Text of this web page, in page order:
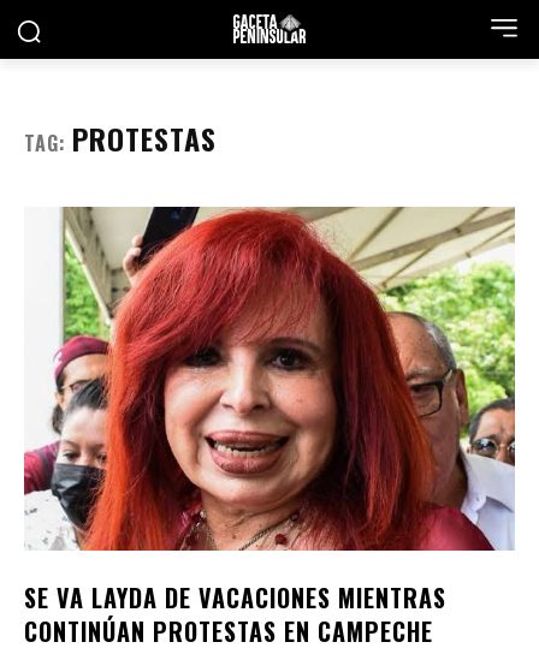
TAG: PROTESTAS
SE VA LAYDA DE VACACIONES MIENTRAS
CONTINÚAN PROTESTAS EN CAMPECHE